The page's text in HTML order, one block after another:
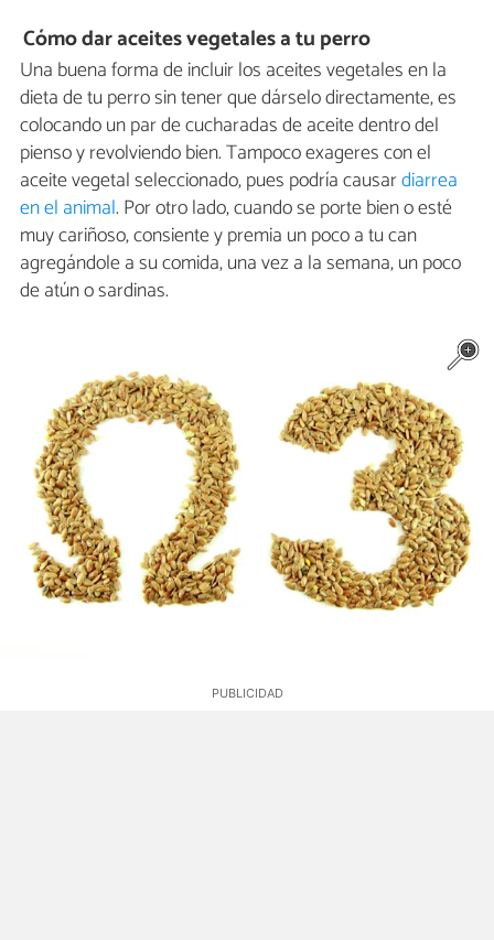
Cómo dar aceites vegetales a tu perro
Una buena forma de incluir los aceites vegetales en la
dieta de tu perro sin tener que dárselo directamente, es
colocando un par de cucharadas de aceite dentro del
pienso y revolviendo bien. Tampoco exageres con el
aceite vegetal seleccionado, pues podría causardiarrea
en el animal. Por otro lado, cuando se porte bien o esté
muy cariñoso, consiente y premia un poco a tu can
agregándole a su comida, una vez a la semana, un poco
de atún o sardinas.